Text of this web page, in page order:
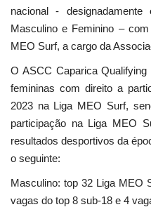
nacional -
Masculino e Feminino –
MEO Surf, a cargo da
O ASCC Caparica
femininas com direito a
2023 na Liga MEO Surf,
participação na Liga MEO
resultados desportivos da
o seguinte:
Masculino: top 32 Liga MEO
vagas do top 8 sub-18 e 4